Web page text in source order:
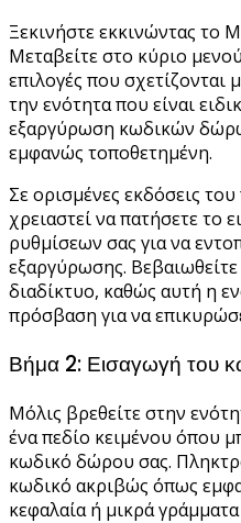
Ξεκινήστε εκκινώντας το
Μεταβείτε στο κύριο
επιλογές που σχετίζονται
την ενότητα που είναι
εξαργύρωση κωδικών
εμφανώς τοποθετημένη.
Σε ορισμένες εκδόσεις
χρειαστεί να πατήσετε το
ρυθμίσεων σας για να
εξαργύρωσης.
διαδίκτυο, καθώς αυτή η
πρόσβαση για να
Βήμα 2: Εισαγωγή του
Μόλις βρεθείτε στην
ένα πεδίο κειμένου όπου
κωδικό δώρου σας.
κωδικό ακριβώς όπως
κεφαλαία ή μικρά